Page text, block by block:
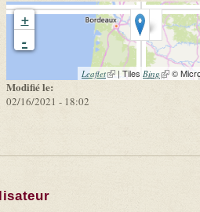
+
-
Leaflet(link is external)
| Tiles Bing(link is
©
Modifié le:
02/16/2021 - 18:02